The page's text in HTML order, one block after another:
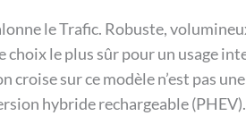
le Trafic. Robuste,
choix le plus sûr pour un usage
croise sur ce modèle n’est pas
hybride rechargeable